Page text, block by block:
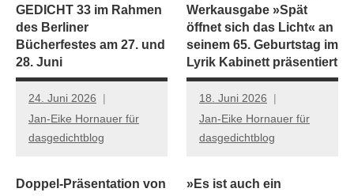
GEDICHT 33 im Rahmen
des Berliner
Bücherfestes am 27. und
28. Juni
24. Juni 2026
Jan-Eike Hornauer für
dasgedichtblog
Werkausgabe »Spät
öffnet sich das Licht« an
seinem 65. Geburtstag im
Lyrik Kabinett präsentiert
18. Juni 2026
Jan-Eike Hornauer für
dasgedichtblog
Doppel-Präsentation von
»Es ist auch ein